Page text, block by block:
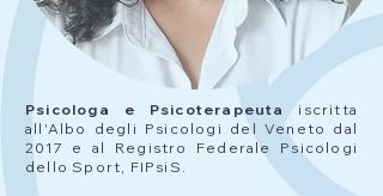
Psicologa e Psicoterapeutaiscritta
all'Albo degli Psicologi del Veneto dal
2017 e al Registro Federale Psicologi
dello Sport, FIPsiS. ​